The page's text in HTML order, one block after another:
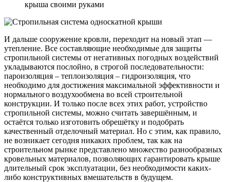
крыша своими руками
И дальше сооружение кровли, переходит на новый этап —
утепление. Все составляющие необходимые для защиты
стропильной системы от негативных погодных воздействий
укладываются послойно, в строгой последовательности:
пароизоляция – теплоизоляция – гидроизоляция, что
необходимо для достижения максимальной эффективности и
нормального воздухообмена во всей строительной
конструкции. И только после всех этих работ, устройство
стропильной системы, можно считать завершённым, и
остаётся только изготовить обрешётку и подобрать
качественный отделочный материал. Но с этим, как правило,
не возникает сегодня никаких проблем, так как на
строительном рынке представлено множество разнообразных
кровельных материалов, позволяющих гарантировать крыше
длительный срок эксплуатации, без необходимости каких-
либо конструктивных вмешательств в будущем.